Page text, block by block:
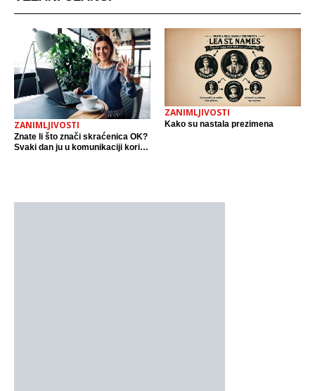
ZANIMLJIVOSTI
Znate li što znači skraćenica OK?
Svaki dan ju u komunikaciji koristi
ZANIMLJIVOSTI
Kako su nastala prezimena